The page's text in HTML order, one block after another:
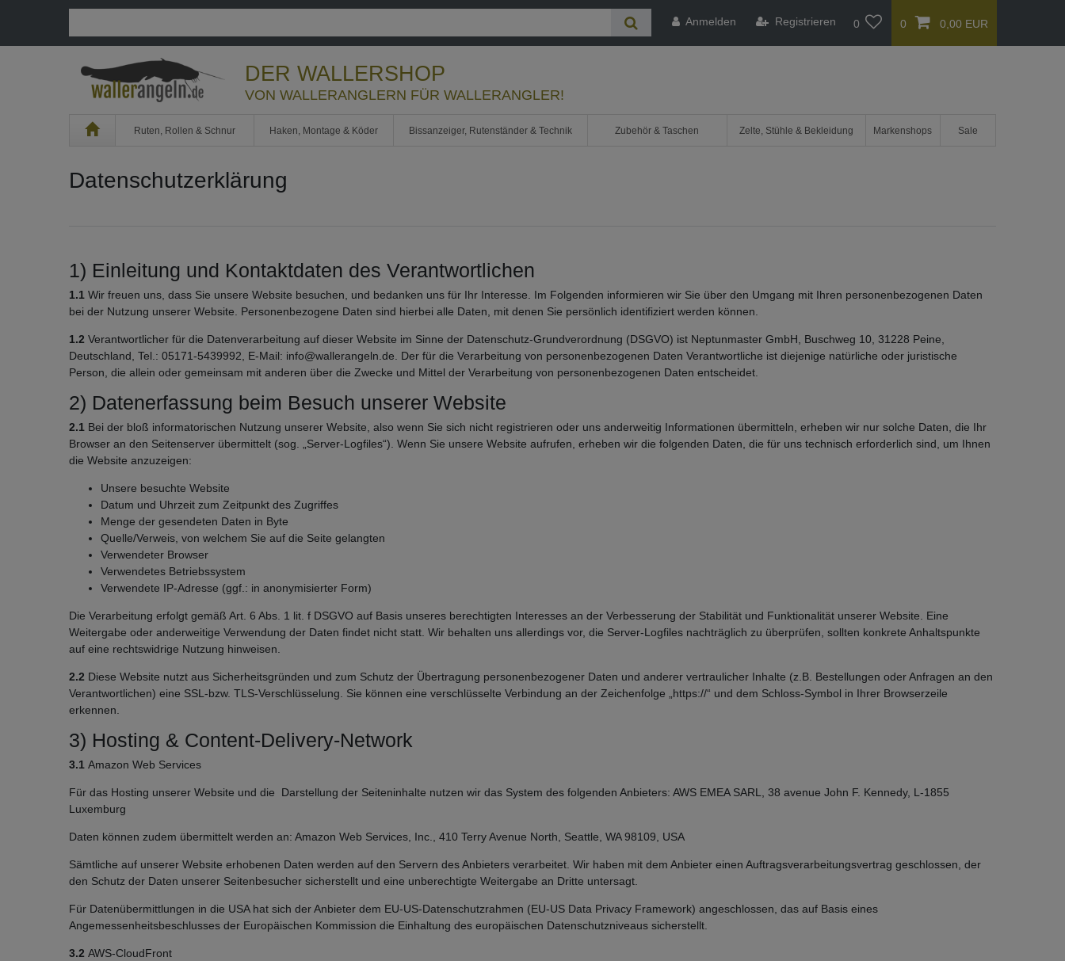
Anmelden Registrieren 0 0 0,00 EUR
DER WALLERSHOP
VON WALLERANGLERN FÜR WALLERANGLER!
Home Ruten, Rollen & Schnur Haken, Montage & Köder Bissanzeiger, Rutenständer & Technik Zubehör & Taschen Zelte, Stühle & Bekleidung Markenshops Sale
Daten­schutz­erklärung
1) Einleitung und Kontaktdaten des Verantwortlichen
1.1 Wir freuen uns, dass Sie unsere Website besuchen, und bedanken uns für Ihr Interesse. Im Folgenden informieren wir Sie über den Umgang mit Ihren personenbezogenen Daten
bei der Nutzung unserer Website. Personenbezogene Daten sind hierbei alle Daten, mit denen Sie persönlich identifiziert werden können.
1.2 Verantwortlicher für die Datenverarbeitung auf dieser Website im Sinne der Datenschutz-Grundverordnung (DSGVO) ist Neptunmaster GmbH, Buschweg 10, 31228 Peine,
Deutschland, Tel.: 05171-5439992, E-Mail: info@wallerangeln.de. Der für die Verarbeitung von personenbezogenen Daten Verantwortliche ist diejenige natürliche oder juristische
Person, die allein oder gemeinsam mit anderen über die Zwecke und Mittel der Verarbeitung von personenbezogenen Daten entscheidet.
2) Datenerfassung beim Besuch unserer Website
2.1 Bei der bloß informatorischen Nutzung unserer Website, also wenn Sie sich nicht registrieren oder uns anderweitig Informationen übermitteln, erheben wir nur solche Daten, die Ihr
Browser an den Seitenserver übermittelt (sog. „Server-Logfiles“). Wenn Sie unsere Website aufrufen, erheben wir die folgenden Daten, die für uns technisch erforderlich sind, um Ihnen
die Website anzuzeigen:
Unsere besuchte Website
Datum und Uhrzeit zum Zeitpunkt des Zugriffes
Menge der gesendeten Daten in Byte
Quelle/Verweis, von welchem Sie auf die Seite gelangten
Verwendeter Browser
Verwendetes Betriebssystem
Verwendete IP-Adresse (ggf.: in anonymisierter Form)
Die Verarbeitung erfolgt gemäß Art. 6 Abs. 1 lit. f DSGVO auf Basis unseres berechtigten Interesses an der Verbesserung der Stabilität und Funktionalität unserer Website. Eine
Weitergabe oder anderweitige Verwendung der Daten findet nicht statt. Wir behalten uns allerdings vor, die Server-Logfiles nachträglich zu überprüfen, sollten konkrete Anhaltspunkte
auf eine rechtswidrige Nutzung hinweisen.
2.2 Diese Website nutzt aus Sicherheitsgründen und zum Schutz der Übertragung personenbezogener Daten und anderer vertraulicher Inhalte (z.B. Bestellungen oder Anfragen an den
Verantwortlichen) eine SSL-bzw. TLS-Verschlüsselung. Sie können eine verschlüsselte Verbindung an der Zeichenfolge „https://“ und dem Schloss-Symbol in Ihrer Browserzeile
erkennen.
3) Hosting & Content-Delivery-Network
3.1 Amazon Web Services
Für das Hosting unserer Website und die Darstellung der Seiteninhalte nutzen wir das System des folgenden Anbieters: AWS EMEA SARL, 38 avenue John F. Kennedy, L-1855
Luxemburg
Daten können zudem übermittelt werden an: Amazon Web Services, Inc., 410 Terry Avenue North, Seattle, WA 98109, USA
Sämtliche auf unserer Website erhobenen Daten werden auf den Servern des Anbieters verarbeitet. Wir haben mit dem Anbieter einen Auftragsverarbeitungsvertrag geschlossen, der
den Schutz der Daten unserer Seitenbesucher sicherstellt und eine unberechtigte Weitergabe an Dritte untersagt.
Für Datenübermittlungen in die USA hat sich der Anbieter dem EU-US-Datenschutzrahmen (EU-US Data Privacy Framework) angeschlossen, das auf Basis eines
Angemessenheitsbeschlusses der Europäischen Kommission die Einhaltung des europäischen Datenschutzniveaus sicherstellt.
3.2 AWS-CloudFront